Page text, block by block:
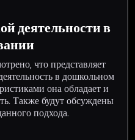
деятельности в
что представляет
в дошкольном
она обладает и
Также будут обсуждены
подхода.